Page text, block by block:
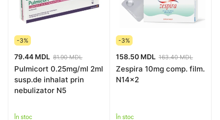
-3%
79.44 MDL 81.90 MDL
Pulmicort 0.25mg/ml 2ml
susp.de inhalat prin
nebulizator N5
În stoc
-3%
158.50 MDL 163.40 MDL
Zespira 10mg comp. film.
N14x2
În stoc